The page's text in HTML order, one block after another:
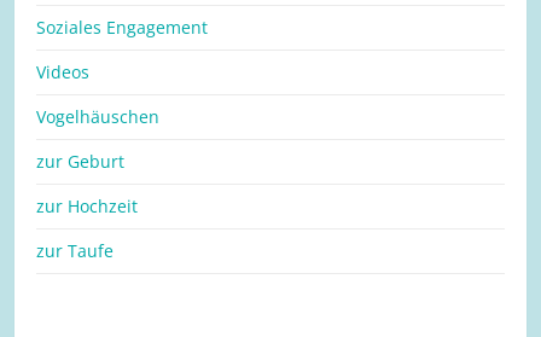
Soziales Engagement
Videos
Vogelhäuschen
zur Geburt
zur Hochzeit
zur Taufe